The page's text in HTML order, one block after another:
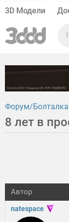
3D Модели
Форум Болталка
8 лет в
Автор
natespace